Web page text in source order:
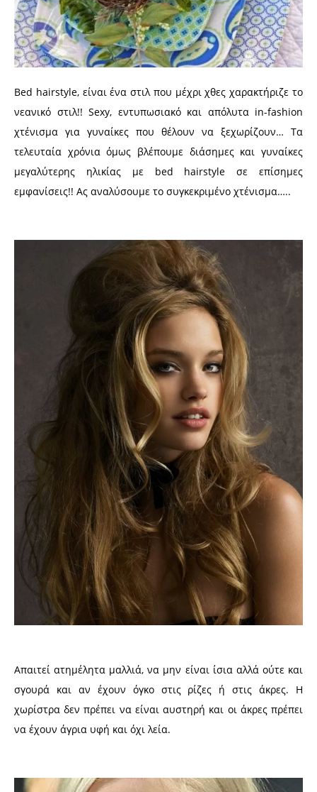
Bed hairstyle, είναι ένα στιλ που μέχρι χθες χαρακτήριζε το
νεανικό στιλ!! Sexy, εντυπωσιακό και απόλυτα in-fashion
χτένισμα για γυναίκες που θέλουν να ξεχωρίζουν… Τα
τελευταία χρόνια όμως βλέπουμε διάσημες και γυναίκες
μεγαλύτερης ηλικίας με bed hairstyle σε επίσημες
εμφανίσεις!! Ας αναλύσουμε το συγκεκριμένο χτένισμα…..
Απαιτεί ατημέλητα μαλλιά, να μην είναι ίσια αλλά ούτε και
σγουρά και αν έχουν όγκο στις ρίζες ή στις άκρες. Η
χωρίστρα δεν πρέπει να είναι αυστηρή και οι άκρες πρέπει
να έχουν άγρια υφή και όχι λεία.